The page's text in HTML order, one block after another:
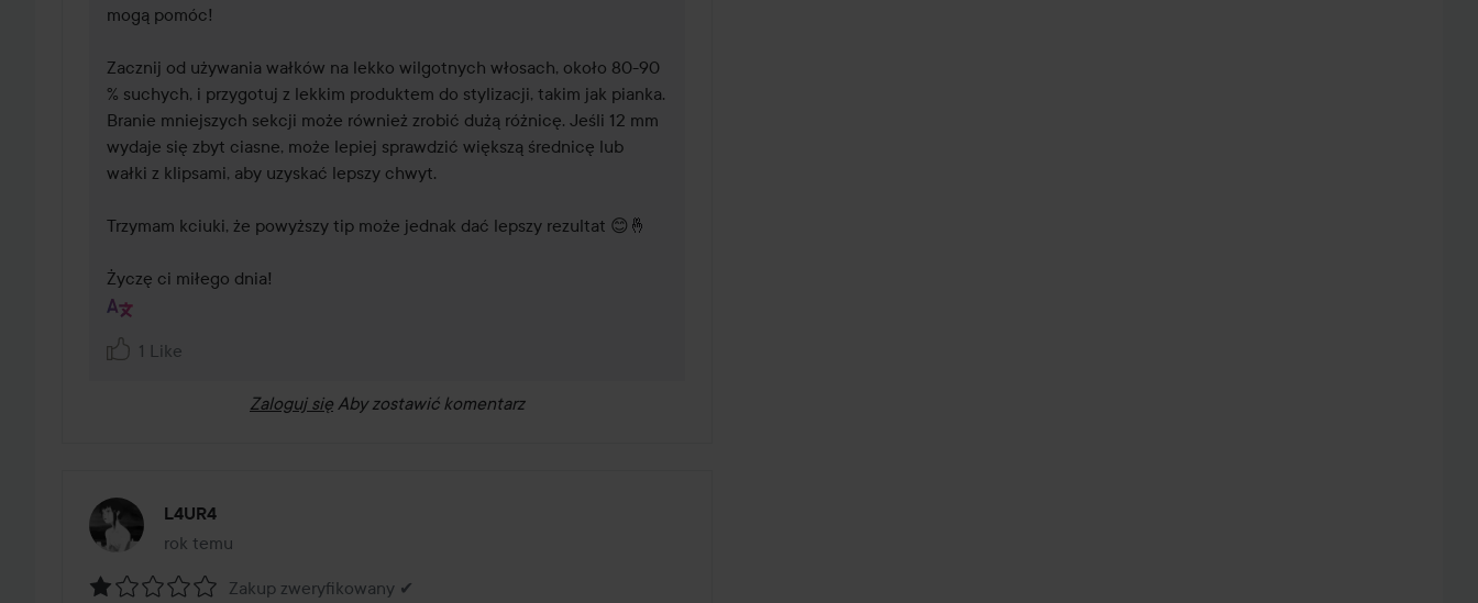
mogą pomóc!
Zacznij od używania wałków na lekko wilgotnych włosach, około 80-90
% suchych, i przygotuj z lekkim produktem do stylizacji, takim jak pianka.
Branie mniejszych sekcji może również zrobić dużą różnicę. Jeśli 12 mm
wydaje się zbyt ciasne, może lepiej sprawdzić większą średnicę lub
wałki z klipsami, aby uzyskać lepszy chwyt.
Trzymam kciuki, że powyższy tip może jednak dać lepszy rezultat 😊🤞
Życzę ci miłego dnia!
1 Like
Zaloguj się Aby zostawić komentarz
L4UR4
rok temu
Post został utworzony rok temu
Zakup zweryfikowany ✔